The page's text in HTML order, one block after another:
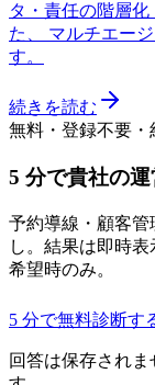
タ・責任の階層
た、 マルチエー
す。
続きを読む
無料・登録不要・
5 分で貴社の
予約導線・顧客管
し。結果は即時
希望時のみ。
5 分で無料診断す
回答は保存され